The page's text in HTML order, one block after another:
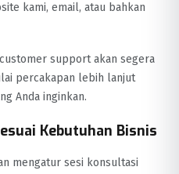
kami, email, atau bahkan
support akan segera
percakapan lebih lanjut
Anda inginkan.
Kebutuhan Bisnis
mengatur sesi konsultasi